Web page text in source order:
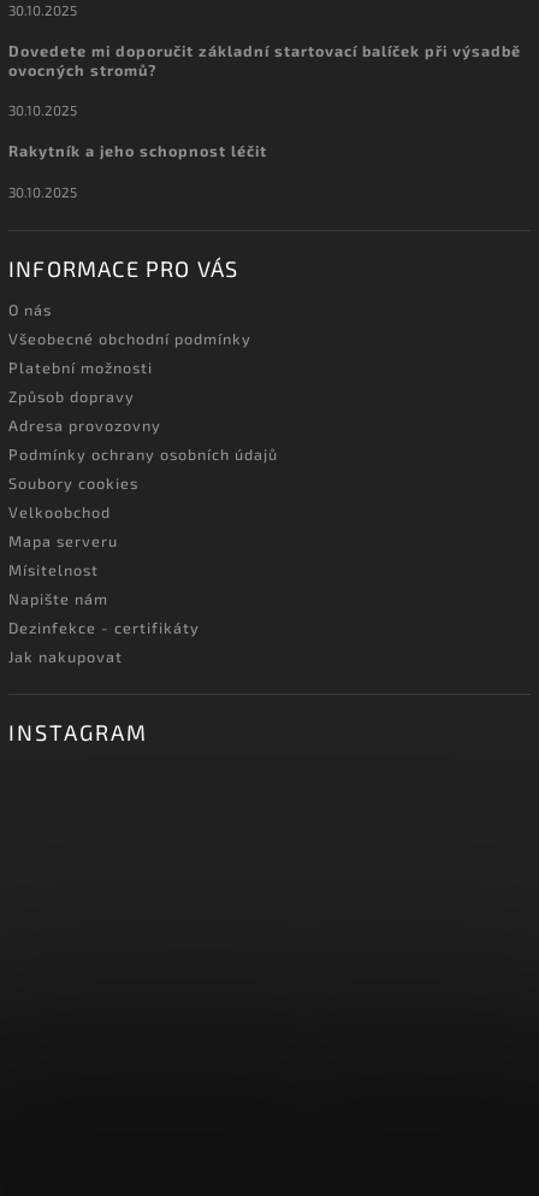
30.10.2025
Dovedete mi doporučit základní startovací balíček při výsadbě
ovocných stromů?
30.10.2025
Rakytník a jeho schopnost léčit
30.10.2025
INFORMACE PRO VÁS
O nás
Všeobecné obchodní podmínky
Platební možnosti
Způsob dopravy
Adresa provozovny
Podmínky ochrany osobních údajů
Soubory cookies
Velkoobchod
Mapa serveru
Mísitelnost
Napište nám
Dezinfekce - certifikáty
Jak nakupovat
INSTAGRAM